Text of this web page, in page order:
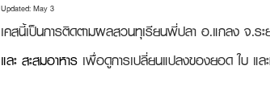
Updated:May 3
เคสนี้เป็นการติดตามผลสวนทุเรียนพี่ปลา อ.แกลง จ.ร
และ สะสมอาหาร เพื่อดูการเปลี่ยนแปลงของยอด ใบ แ